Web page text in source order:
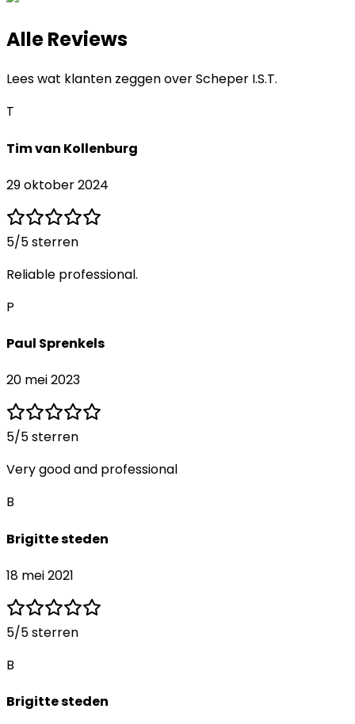
Alle Reviews
Lees wat klanten zeggen overScheper I.S.T.
T
Tim van Kollenburg
29 oktober 2024
5/5 sterren
Reliable professional.
P
Paul Sprenkels
20 mei 2023
5/5 sterren
Very good and professional
B
Brigitte steden
18 mei 2021
5/5 sterren
B
Brigitte steden